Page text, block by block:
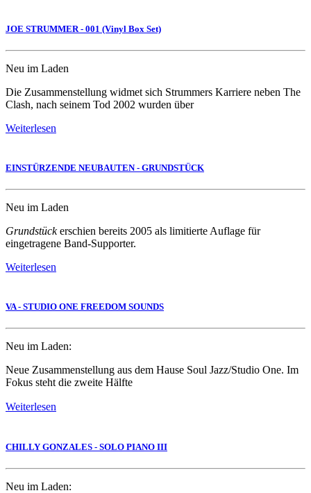
JOE STRUMMER - 001 (Vinyl Box Set)
Neu im Laden
Die Zusammenstellung widmet sich Strummers Karriere neben The
Clash, nach seinem Tod 2002 wurden über
Weiterlesen
EINSTÜRZENDE NEUBAUTEN - GRUNDSTÜCK
Neu im Laden
Grundstückerschien bereits 2005 als limitierte Auflage für
eingetragene Band-Supporter.
Weiterlesen
VA - STUDIO ONE FREEDOM SOUNDS
Neu im Laden:
Neue Zusammenstellung aus dem Hause Soul Jazz/Studio One. Im
Fokus steht die zweite Hälfte
Weiterlesen
CHILLY GONZALES - SOLO PIANO III
Neu im Laden: